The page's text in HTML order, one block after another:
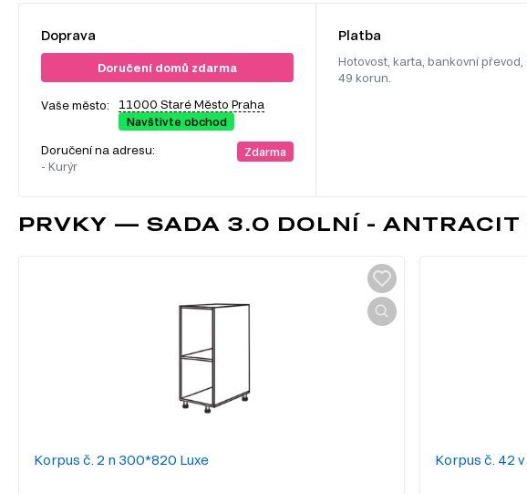
Doprava
Doručení domů zdarma
Vaše město:
11000 Staré Město Praha
Navštivte obchod
Doručení na adresu:
- Kurýr
Zdarma
Platba
Hotovost, karta, bankovní převod,
49 korun.
PRVKY — SADA 3.0 DOLNÍ - ANTRACIT
Korpus č. 2 n 300*820 Luxe Korpus č. 42